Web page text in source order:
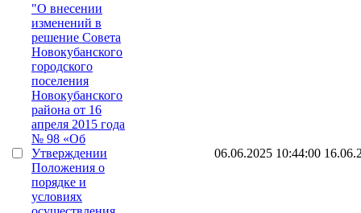
"О внесении
изменений в
решение Совета
Новокубанского
городского
поселения
Новокубанского
района от 16
апреля 2015 года
№ 98 «Об
Утверждении
Положения о
порядке и
условиях
06.06.2025 10:44:00